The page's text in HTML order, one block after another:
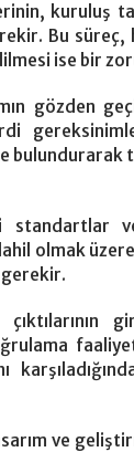
kuruluş
Bu süreç,
ise bir
gözden
standartlar
olmak
çıktılarının
ve